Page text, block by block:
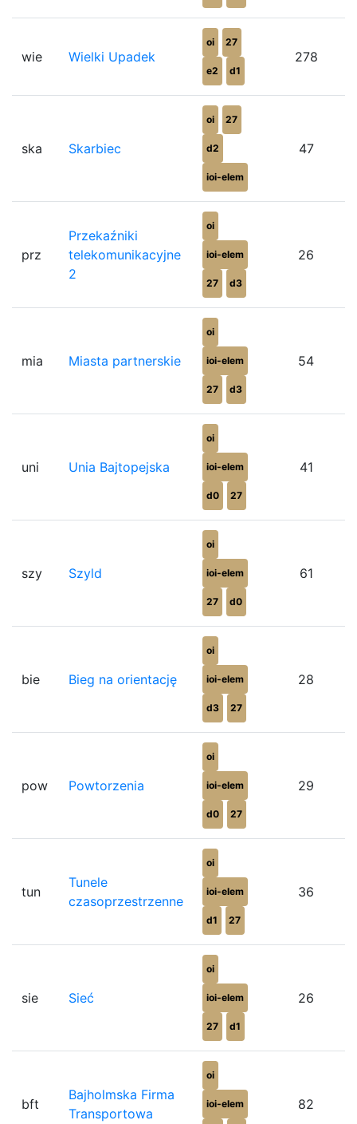
wie Wielki Upadek
oi 27
e2 d1
278
ska Skarbiec
oi 27
d2
ioi-elem
47
prz
Przekaźniki
telekomunikacyjne
2
oi
ioi-elem
27 d3
26
mia Miasta partnerskie
oi
ioi-elem
27 d3
54
uni Unia Bajtopejska
oi
ioi-elem
d0 27
41
szy Szyld
oi
ioi-elem
27 d0
61
bie Bieg na orientację
oi
ioi-elem
d3 27
28
pow Powtorzenia
oi
ioi-elem
d0 27
29
tun
Tunele
czasoprzestrzenne
oi
ioi-elem
d1 27
36
sie Sieć
oi
ioi-elem
27 d1
26
bft
Bajholmska Firma
Transportowa
oi
ioi-elem 82